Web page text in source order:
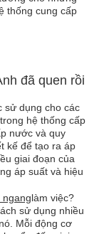
thống cung cấp
đã quen rồi
sử dụng cho các
hệ thống cấp
nước và quy
kế để tạo ra áp
giai đoạn của
áp suất và hiệu
nganglàm việc?
sử dụng nhiều
Mỗi động cơ